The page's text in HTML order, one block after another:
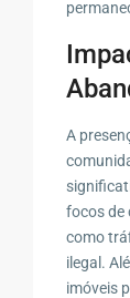
A
focos de
como
ilegal.
imóveis